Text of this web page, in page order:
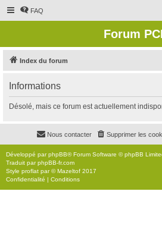
FAQ
Forum
Index du forum
Informations
Désolé, mais ce forum est actuellement
Supprimer les
Nous contacter
Développé parphpBB® Forum Software © phpBB
Traduit parphpBB-fr.com
Style proflat par ©Mazeltof 2017
Confidentialité | Conditions